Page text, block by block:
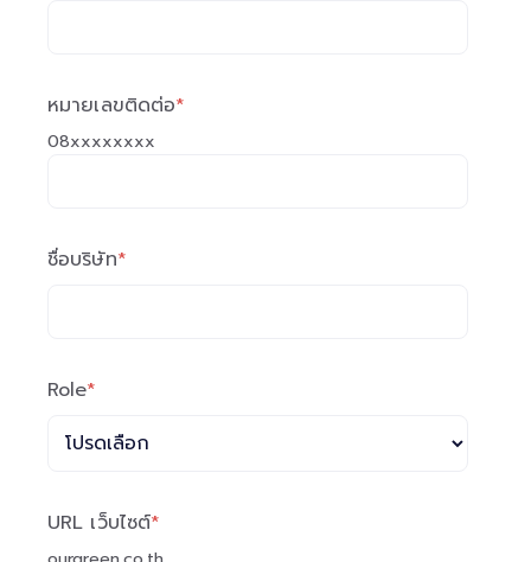
หมายเลขติดต่อ*
08xxxxxxxx
ชื่อบริษัท*
Role*
URL เว็บไซต์*